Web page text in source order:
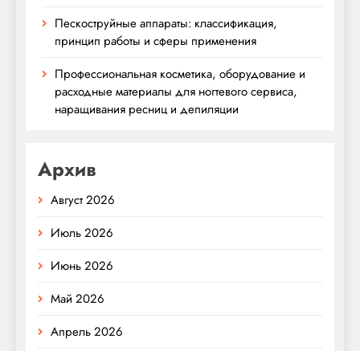
Пескоструйные аппараты: классификация,
принцип работы и сферы применения
Профессиональная косметика, оборудование и
расходные материалы для ногтевого сервиса,
наращивания ресниц и депиляции
Архив
Август 2026
Июль 2026
Июнь 2026
Май 2026
Апрель 2026